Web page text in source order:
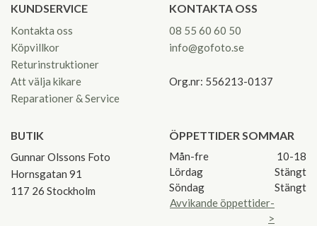
KUNDSERVICE
Kontakta oss
Köpvillkor
Returinstruktioner
Att välja kikare
Reparationer & Service
KONTAKTA OSS
08 55 60 60 50
info@gofoto.se
Org.nr: 556213-0137
BUTIK
Gunnar Olssons Foto
Hornsgatan 91
117 26 Stockholm
ÖPPETTIDER SOMMAR
Mån-fre
10-18
Lördag
Stängt
Söndag
Stängt
Avvikande öppettider-
>